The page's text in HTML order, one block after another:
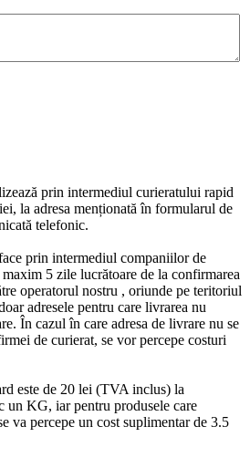
prin intermediul curieratului rapid
la adresa menționată în formularul de
telefonic.
prin intermediul companiilor de
5 zile lucrătoare de la confirmarea
operatorul nostru , oriunde pe teritoriul
adresele pentru care livrarea nu
În cazul în care adresa de livrare nu se
de curierat, se vor percepe costuri
este de 20 lei (TVA inclus) la
un KG, iar pentru produsele care
va percepe un cost suplimentar de 3.5